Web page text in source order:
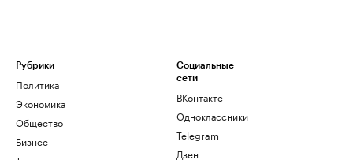
Рубрики
Политика
Экономика
Общество
Бизнес
Социальные
сети
ВКонтакте
Одноклассники
Telegram
Дзен